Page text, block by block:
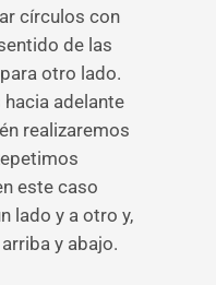
círculos con
de las
otro lado.
adelante
realizaremos
este caso
lado y a otro y,
y abajo.